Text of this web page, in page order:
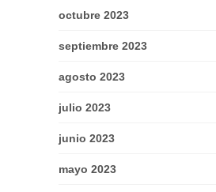
octubre 2023
septiembre 2023
agosto 2023
julio 2023
junio 2023
mayo 2023